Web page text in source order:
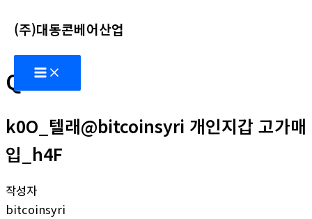
텐
츠
로
건
뛰
기
(주)대동콘베어산업
Main
Menu
Q&A
k0O_텔래@bitcoinsyri 개인지갑 고가매
입_h4F
작성자
bitcoinsyri